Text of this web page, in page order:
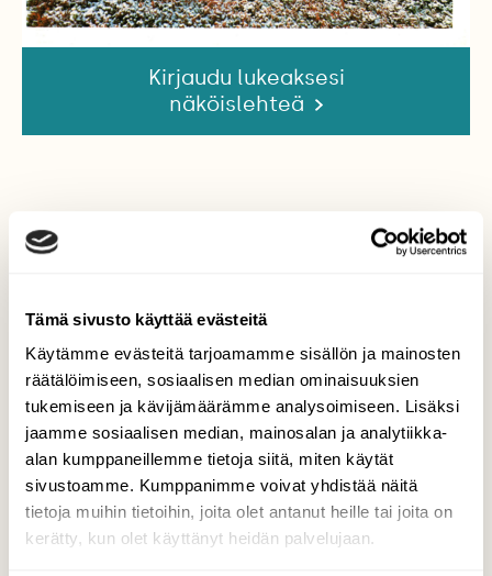
Tämä sivusto käyttää evästeitä
Käytämme evästeitä tarjoamamme sisällön ja mainosten
räätälöimiseen, sosiaalisen median ominaisuuksien
tukemiseen ja kävijämäärämme analysoimiseen. Lisäksi
jaamme sosiaalisen median, mainosalan ja analytiikka-
alan kumppaneillemme tietoja siitä, miten käytät
sivustoamme. Kumppanimme voivat yhdistää näitä
tietoja muihin tietoihin, joita olet antanut heille tai joita on
kerätty, kun olet käyttänyt heidän palvelujaan.
Kirjaudu lukeaksesi
näköislehteä
Irtonumero vain 9,50 €! (norm. 12,90 €)